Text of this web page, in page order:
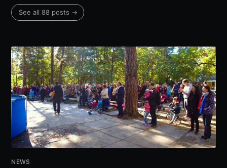
See all 88 posts →
NEWS